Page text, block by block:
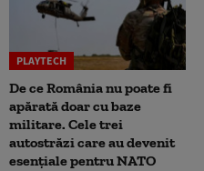
PLAYTECH
De ce România nu poate fi
apărată doar cu baze
militare. Cele trei
autostrăzi care au devenit
esențiale pentru NATO